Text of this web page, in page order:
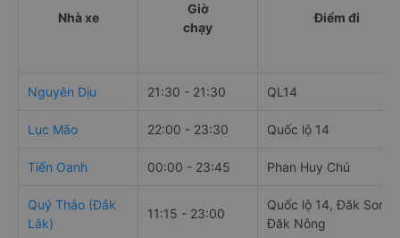
Nhà xe
Giờ
chạy
Điểm đi
Nguyên Dịu 21:30 - 21:30 QL14
Lục Mão 22:00 - 23:30 Quốc lộ 14
Tiến Oanh 00:00 - 23:45 Phan Huy Chú
Quý Thảo (Đắk
Lắk)
11:15 - 23:00
Quốc lộ 14, Đăk Song,
Đăk Nông